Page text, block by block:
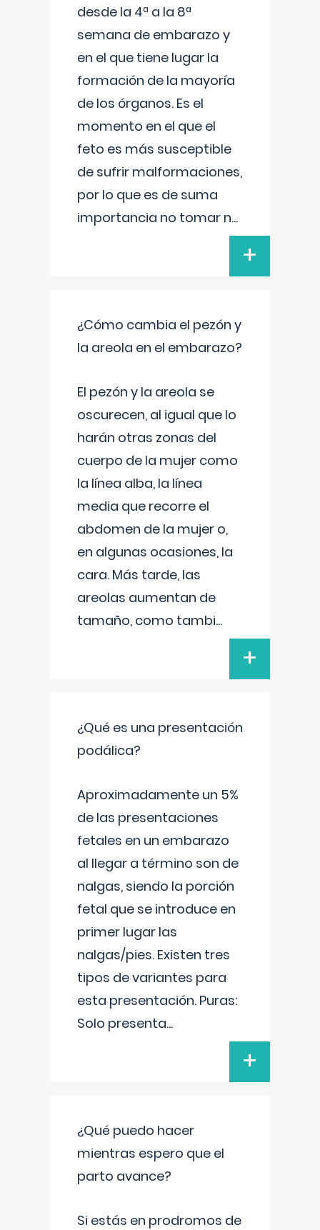
desde la 4ª a la 8ª
semana de embarazo y
en el que tiene lugar la
formación de la mayoría
de los órganos. Es el
momento en el que el
feto es más susceptible
de sufrir malformaciones,
por lo que es de suma
importancia no tomar n...
+
¿Cómo cambia el pezón y
la areola en el embarazo?
El pezón y la areola se
oscurecen, al igual que lo
harán otras zonas del
cuerpo de la mujer como
la línea alba, la línea
media que recorre el
abdomen de la mujer o,
en algunas ocasiones, la
cara. Más tarde, las
areolas aumentan de
tamaño, como tambi...
+
¿Qué es una presentación
podálica?
Aproximadamente un 5%
de las presentaciones
fetales en un embarazo
al llegar a término son de
nalgas, siendo la porción
fetal que se introduce en
primer lugar las
nalgas/pies. Existen tres
tipos de variantes para
esta presentación. Puras:
Solo presenta...
+
¿Qué puedo hacer
mientras espero que el
parto avance?
Si estás en prodromos de